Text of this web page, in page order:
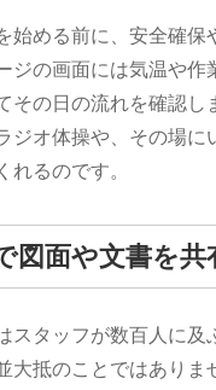
始める前に、安全確
ジの画面には気温や
その日の流れを確認
ジオ体操や、その場
れるのです。
図面や文書を共
スタッフが数百人に
大抵のことではあり